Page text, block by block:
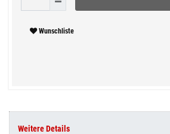
Wunschliste
Weitere Details